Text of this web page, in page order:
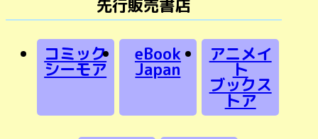
先行販売書店
コミック
シーモア
eBook
Japan
アニメイ
ト
ブックス
トア